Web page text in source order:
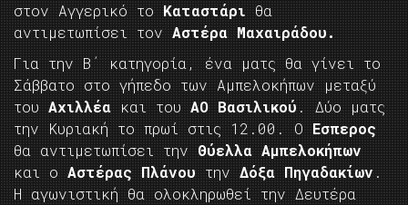
στον Αγγερικό το Καταστάρι θα
αντιμετωπίσει τον Αστέρα Μαχαιράδου.
Για την Β΄ κατηγορία, ένα ματς θα γίνει το
Σάββατο στο γήπεδο των Αμπελοκήπων μεταξύ
του Αχιλλέα και του ΑΟ Βασιλικού . Δύο ματς
την Κυριακή το πρωί στις 12.00. Ο Εσπερος
θα αντιμετωπίσει την Θύελλα Αμπελοκήπων
και ο Αστέρας Πλάνου την Δόξα Πηγαδακίων .
Η αγωνιστική θα ολοκληρωθεί την Δευτέρα